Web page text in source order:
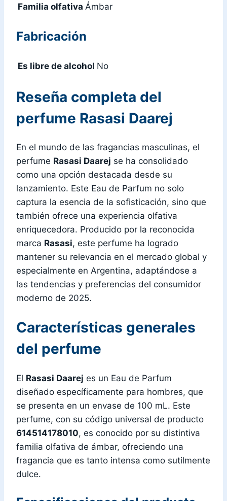
Familia olfativa Ámbar
Fabricación
Es libre de alcohol No
Reseña completa del
perfume Rasasi Daarej
En el mundo de las fragancias masculinas, el
perfume Rasasi Daarej se ha consolidado
como una opción destacada desde su
lanzamiento. Este Eau de Parfum no solo
captura la esencia de la sofisticación, sino que
también ofrece una experiencia olfativa
enriquecedora. Producido por la reconocida
marca Rasasi, este perfume ha logrado
mantener su relevancia en el mercado global y
especialmente en Argentina, adaptándose a
las tendencias y preferencias del consumidor
moderno de 2025.
Características generales
del perfume
El Rasasi Daarej es un Eau de Parfum
diseñado específicamente para hombres, que
se presenta en un envase de 100 mL. Este
perfume, con su código universal de producto
614514178010, es conocido por su distintiva
familia olfativa de ámbar, ofreciendo una
fragancia que es tanto intensa como sutilmente
dulce.